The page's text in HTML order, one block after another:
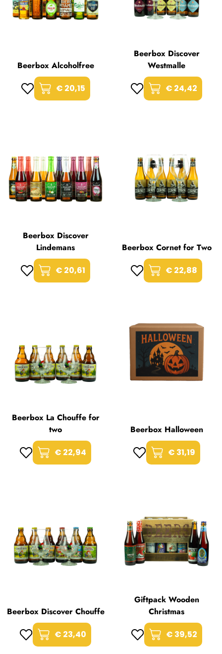
Beerbox Alcoholfree
€ 20,15
Beerbox Discover
Westmalle
€ 24,42
Beerbox Discover
Lindemans
€ 20,61
Beerbox Cornet for Two
€ 22,88
Beerbox La Chouffe for
two
€ 22,94
Beerbox Halloween
€ 31,19
Beerbox Discover Chouffe
€ 23,40
Giftpack Wooden
Christmas
€ 39,52